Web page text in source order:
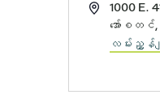
လိပ်စာ1000 E.
အော်စတင်,
လမ်းညွှန်ခ